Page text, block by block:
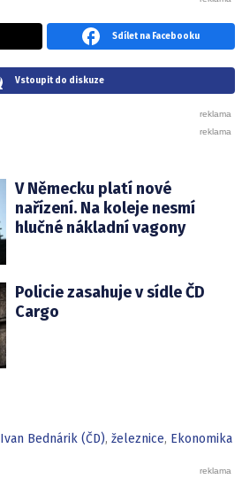
Sdílet na Facebooku
Vstoupit do diskuze
V Německu platí nové
nařízení. Na koleje nesmí
hlučné nákladní vagony
Policie zasahuje v sídle ČD
Cargo
Ivan Bednárik (ČD), železnice, Ekonomika